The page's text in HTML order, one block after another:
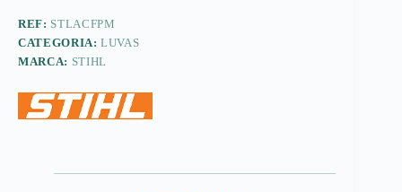
MS
REF: STLACFPM
CATEGORIA:LUVAS
MARCA: STIHL